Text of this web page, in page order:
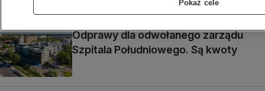
Odprawy dla odwołanego zarządu
Szpitala Południowego. Są kwoty
Pokaż cele